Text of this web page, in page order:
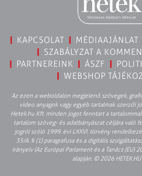
KAPCSOLAT MÉDIAAJÁNLAT
SZABÁLYZAT A
PARTNEREINK
ÁSZF
WEBSHOP
Az ezen a weboldalon megjelenő szövegek,
video anyagok vagy egyéb tartalmak szerzői
Hetek.hu Kft. minden jogot fenntart a
tartalom szöveg- és adatbányászat céljára való
jogról szóló 1999. évi LXXVI. törvény
35/A. § (1) paragrafusa és a digitális
irányelv (Az Európai Parlament és a Tanács (EU)
alapján. © 2026 HETEK.HU